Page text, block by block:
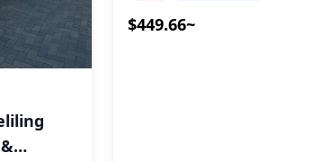
$449.66~